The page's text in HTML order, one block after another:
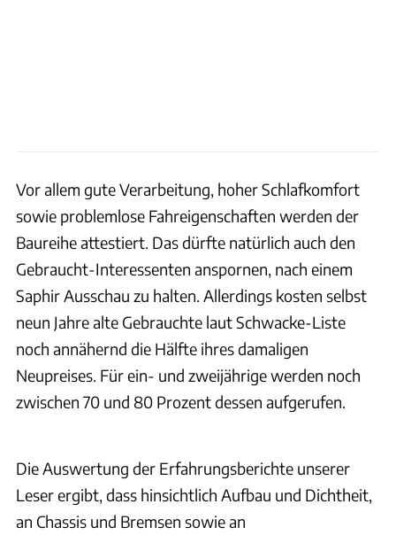
Vor allem gute Verarbeitung, hoher Schlafkomfort
sowie problemlose Fahreigenschaften werden der
Baureihe attestiert. Das dürfte natürlich auch den
Gebraucht-Interessenten anspornen, nach einem
Saphir Ausschau zu halten. Allerdings kosten selbst
neun Jahre alte Gebrauchte laut Schwacke-Liste
noch annähernd die Hälfte ihres damaligen
Neupreises. Für ein- und zweijährige werden noch
zwischen 70 und 80 Prozent dessen aufgerufen.
Die Auswertung der Erfahrungsberichte unserer
Leser ergibt, dass hinsichtlich Aufbau und Dichtheit,
an Chassis und Bremsen sowie an